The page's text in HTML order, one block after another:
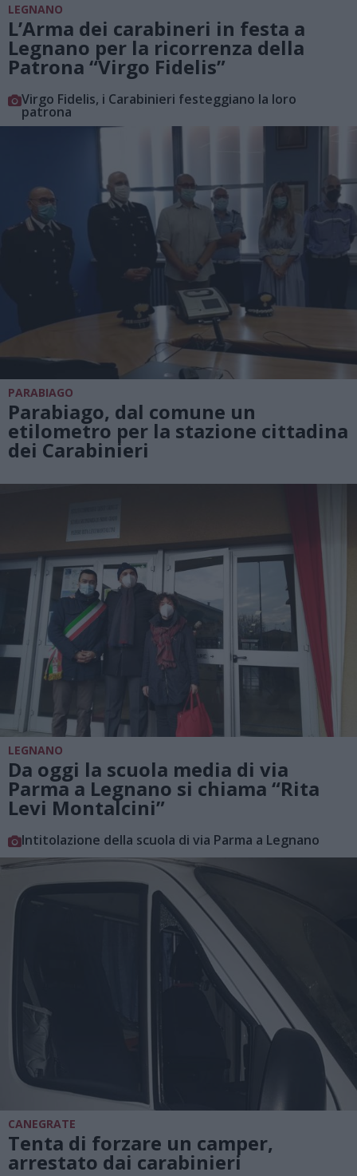
LEGNANO
L’Arma dei carabineri in festa a
Legnano per la ricorrenza della
Patrona “Virgo Fidelis”
Virgo Fidelis, i Carabinieri festeggiano la loro
patrona
PARABIAGO
Parabiago, dal comune un
etilometro per la stazione cittadina
dei Carabinieri
LEGNANO
Da oggi la scuola media di via
Parma a Legnano si chiama “Rita
Levi Montalcini”
Intitolazione della scuola di via Parma a Legnano
CANEGRATE
Tenta di forzare un camper,
arrestato dai carabinieri